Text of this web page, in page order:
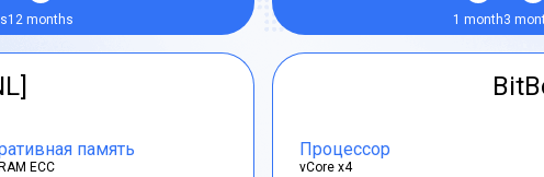
12 months 1 month3
память
ECC
Процессор
vCore x4